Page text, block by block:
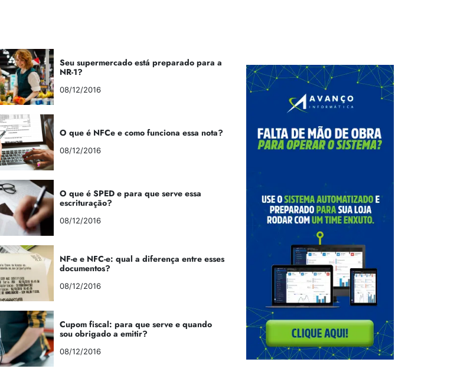
Seu supermercado está preparado para a
NR-1?
08/12/2016
O que é NFCe e como funciona essa nota?
08/12/2016
O que é SPED e para que serve essa
escrituração?
08/12/2016
NF-e e NFC-e: qual a diferença entre esses
documentos?
08/12/2016
Cupom fiscal: para que serve e quando
sou obrigado a emitir?
08/12/2016